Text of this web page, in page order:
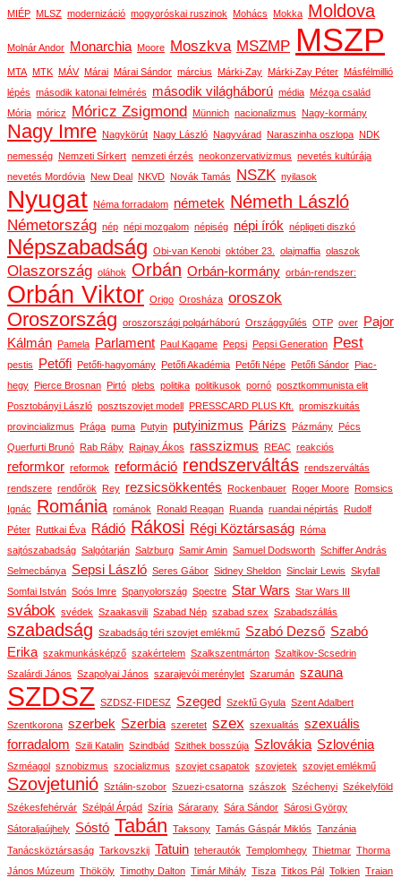
MIÉP MLSZ modernizáció mogyoróskai ruszinok Mohács Mokka Moldova
Molnár Andor Monarchia Moore Moszkva MSZMP MSZP
MTA MTK MÁV Márai Márai Sándor március Márki-Zay Márki-Zay Péter Másfélmillió
lépés második katonai felmérés második világháború média Mézga család
Mória móricz Móricz Zsigmond Münnich nacionalizmus Nagy-kormány
Nagy Imre Nagykörút Nagy László Nagyvárad Naraszinha oszlopa NDK
nemesség Nemzeti Sírkert nemzeti érzés neokonzervativizmus nevetés kultúrája
nevetés Mordóvia New Deal NKVD Novák Tamás NSZK nyilasok
Nyugat Néma forradalom németek Németh László
Németország nép népi mozgalom népiség népi írók népligeti diszkó
Népszabadság Obi-van Kenobi október 23. olajmaffia olaszok
Olaszország oláhok Orbán Orbán-kormány orbán-rendszer:
Orbán Viktor Origo Orosháza oroszok
Oroszország oroszországi polgárháború Országgyűlés OTP over
Pajor
Kálmán Pamela Parlament Paul Kagame Pepsi Pepsi Generation Pest
pestis Petőfi Petőfi-hagyomány Petőfi Akadémia Petőfi Népe Petőfi Sándor Piac-
hegy Pierce Brosnan Pirtó plebs politika politikusok pornó posztkommunista elit
Posztobányi László posztszovjet modell PRESSCARD PLUS Kft.
promiszkuitás
provincializmus Prága puma Putyin putyinizmus Párizs Pázmány Pécs
Querfurti Brunó Rab Ráby Rajnay Ákos rasszizmus REAC reakciós
reformkor reformok reformáció rendszerváltás rendszerváltás
rendszere rendőrök Rey rezsicsökkentés Rockenbauer Roger Moore Romsics
Ignác
Románia románok Ronald Reagan Ruanda ruandai népirtás Rudolf
Péter Ruttkai Éva Rádió Rákosi Régi Köztársaság Róma
sajtószabadság Salgótarján Salzburg Samir Amin Samuel Dodsworth Schiffer András
Selmecbánya Sepsi László Seres Gábor Sidney Sheldon Sinclair Lewis Skyfall
Somfai István Soós Imre Spanyolország Spectre Star Wars Star Wars III
svábok svédek Szaakasvili Szabad Nép szabad szex Szabadszállás
szabadság Szabadság téri szovjet emlékmű Szabó Dezső Szabó
Erika szakmunkásképző szakértelem Szalkszentmárton Szaltikov-Scsedrin
Szalárdi János Szapolyai János szarajevói merénylet Szarumán szauna
SZDSZ SZDSZ-FIDESZ Szeged Szekfű Gyula Szent Adalbert
Szentkorona szerbek Szerbia szeretet szex szexualitás szexuális
forradalom Szili Katalin Szindbád Szithek bosszúja Szlovákia Szlovénia
Szméagol sznobizmus szocializmus szovjet csapatok szovjetek szovjet emlékmű
Szovjetunió Sztálin-szobor Szuezi-csatorna szászok Széchenyi Székelyföld
Székesfehérvár Szélpál Árpád Szíria Sárarany Sára Sándor Sárosi György
Sátoraljaújhely Sóstó Tabán Taksony Tamás Gáspár Miklós Tanzánia
Tanácsköztársaság Tarkovszkij Tatuin teherautók Templomhegy Thietmar Thorma
János Múzeum Thököly Timothy Dalton Timár Mihály Tisza Titkos Pál Tolkien Traian